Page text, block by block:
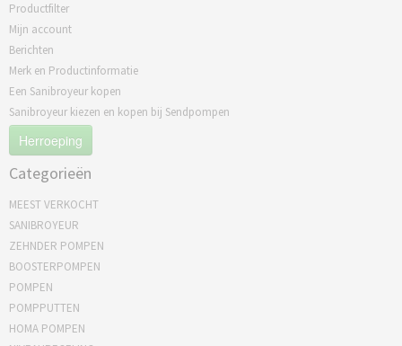
Productfilter
Mijn account
Berichten
Merk en Productinformatie
Een Sanibroyeur kopen
Sanibroyeur kiezen en kopen bij Sendpompen
Herroeping
Categorieën
MEEST VERKOCHT
SANIBROYEUR
ZEHNDER POMPEN
BOOSTERPOMPEN
POMPEN
POMPPUTTEN
HOMA POMPEN